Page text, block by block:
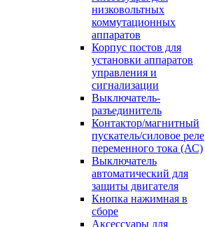
низковольтных
коммутационных
аппаратов
Корпус постов для
установки аппаратов
управления и
сигнализации
Выключатель-
разъединитель
Контактор/магнитный
пускатель/силовое реле
переменного тока (АС)
Выключатель
автоматический для
защиты двигателя
Кнопка нажимная в
сборе
Аксессуары для